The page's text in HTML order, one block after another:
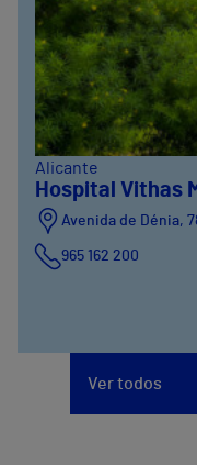
Alicante
Hospital Vithas
Avenida de Dénia,
965 162 200
Ver todos